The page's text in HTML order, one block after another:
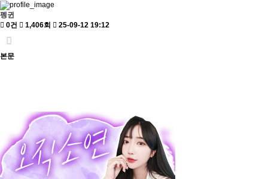
펭귄
0건
1,406회 25-09-12 19:12
본문